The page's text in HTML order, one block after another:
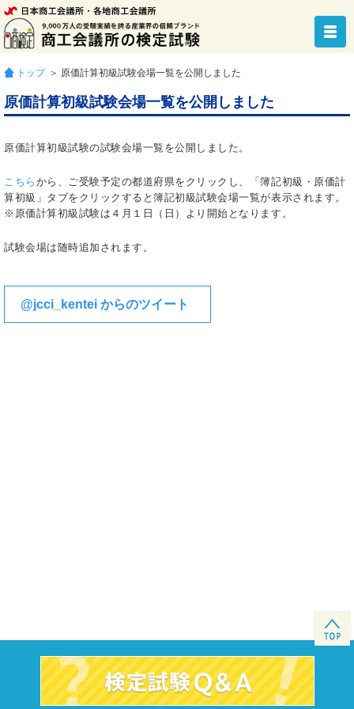
トップ ＞ 原価計算初級試験会場一覧を公開しました
原価計算初級試験会場一覧を公開しました
原価計算初級試験の試験会場一覧を公開しました。
こちら から、ご受験予定の都道府県をクリックし、「簿記初級・原価計
算初級」タブをクリックすると簿記初級試験会場一覧が表示されます。
※原価計算初級試験は４月１日（日）より開始となります。
試験会場は随時追加されます。
@jcci_kentei からのツイート